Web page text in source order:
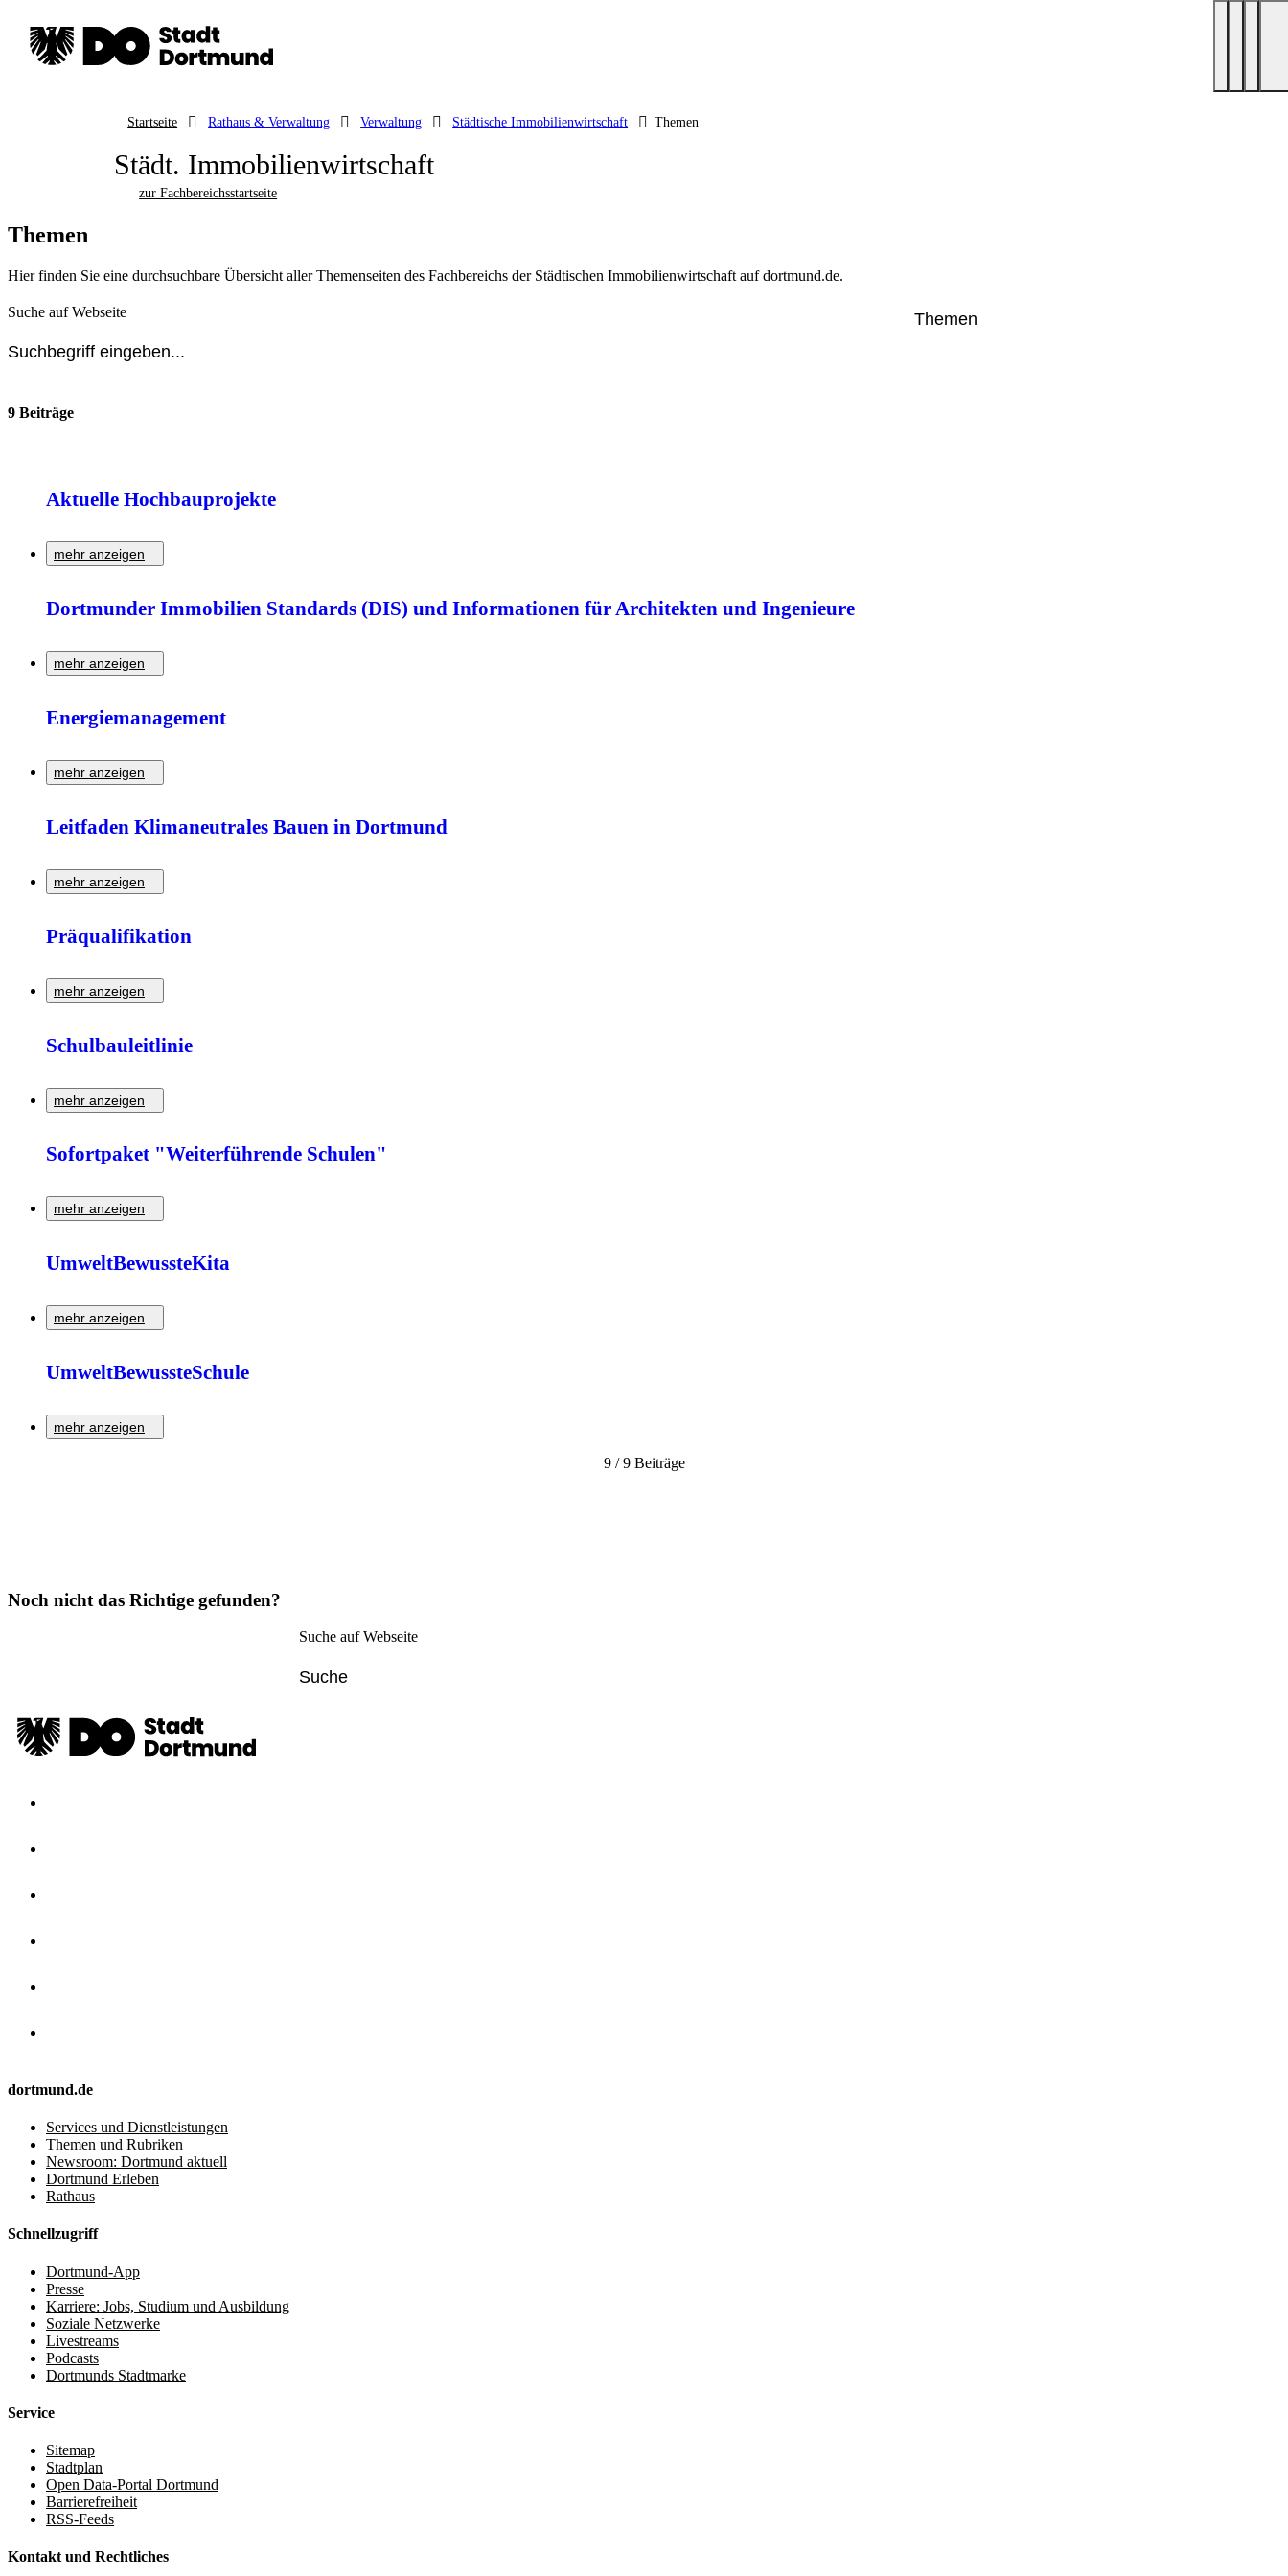
Startseite Rathaus & Verwaltung Verwaltung Städtische Immobilienwirtschaft Themen
Städt. Immobilienwirtschaft
zur Fachbereichsstartseite
Themen
Hier finden Sie eine durchsuchbare Übersicht aller Themenseiten des Fachbereichs der Städtischen Immobilienwirtschaft auf dortmund.de.
Suche auf Webseite Themen
9 Beiträge
Aktuelle Hochbauprojekte
mehr anzeigen
Dortmunder Immobilien Standards (DIS) und Informationen für Architekten und Ingenieure
mehr anzeigen
Energiemanagement
mehr anzeigen
Leitfaden Klimaneutrales Bauen in Dortmund
mehr anzeigen
Präqualifikation
mehr anzeigen
Schulbauleitlinie
mehr anzeigen
Sofortpaket "Weiterführende Schulen"
mehr anzeigen
UmweltBewussteKita
mehr anzeigen
UmweltBewussteSchule
mehr anzeigen
Der Wettbewerb "UmweltBewussteSchule" fördert nachhaltiges Energiesparen und Umweltbewusstsein bei Schülern und Lehrern.
9 / 9 Beiträge
Noch nicht das Richtige gefunden?
Suche auf Webseite
dortmund.de
Services und Dienstleistungen
Themen und Rubriken
Newsroom: Dortmund aktuell
Dortmund Erleben
Rathaus
Schnellzugriff
Dortmund-App
Presse
Karriere: Jobs, Studium und Ausbildung
Soziale Netzwerke
Livestreams
Podcasts
Dortmunds Stadtmarke
Service
Sitemap
Stadtplan
Open Data-Portal Dortmund
Barrierefreiheit
RSS-Feeds
Kontakt und Rechtliches